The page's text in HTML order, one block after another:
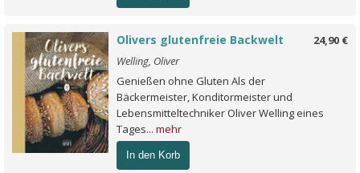
24,90 €
Olivers glutenfreie Backwelt
Welling, Oliver
Genießen ohne Gluten Als der
Bäckermeister, Konditormeister und
Lebensmitteltechniker Oliver Welling eines
Tages... mehr
In den Korb